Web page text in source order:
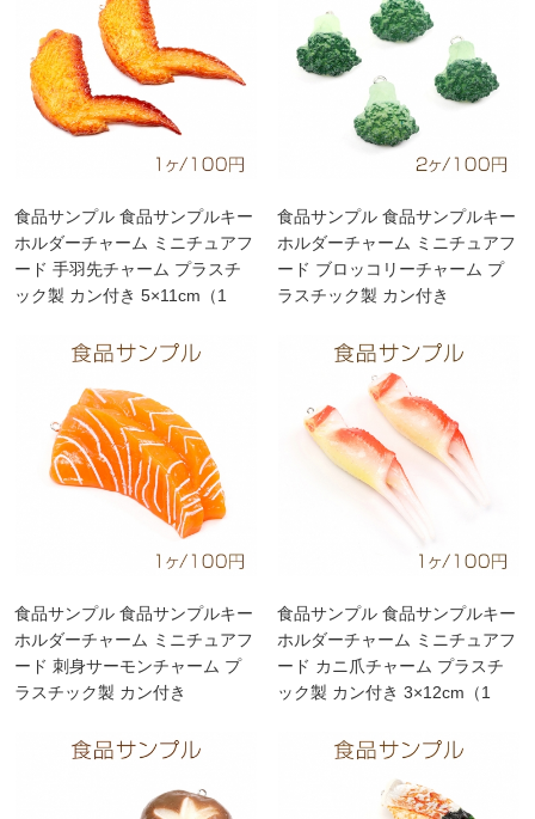
食品サンプル 食品サンプルキー
ホルダーチャーム ミニチュアフ
ード 手羽先チャーム プラスチ
ック製 カン付き 5×11cm（1
食品サンプル 食品サンプルキー
ホルダーチャーム ミニチュアフ
ード ブロッコリーチャーム プ
ラスチック製 カン付き
食品サンプル 食品サンプルキー
ホルダーチャーム ミニチュアフ
ード 刺身サーモンチャーム プ
ラスチック製 カン付き
食品サンプル 食品サンプルキー
ホルダーチャーム ミニチュアフ
ード カニ爪チャーム プラスチ
ック製 カン付き 3×12cm（1